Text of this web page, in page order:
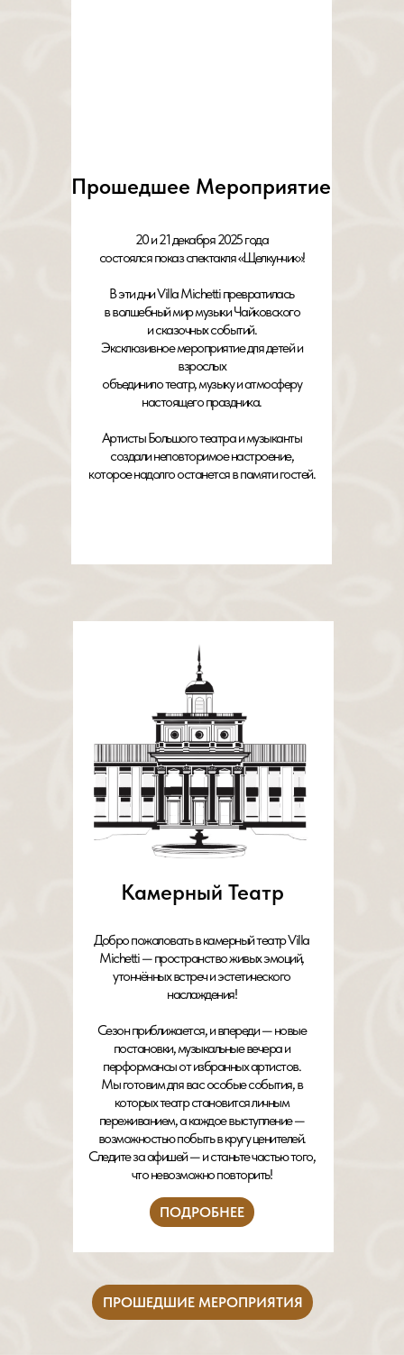
Добро пожаловать в камерный театр Villa
Michetti — пространство живых эмоций,
утончённых встреч и эстетического
наслаждения!
Сезон приближается, и впереди — новые
постановки, музыкальные вечера и
перформансы от избранных артистов.
Мы готовим для вас особые события, в
которых театр становится личным
переживанием, а каждое выступление —
возможностью побыть в кругу ценителей.
Следите за афишей — и станьте частью того,
что невозможно повторить!
20 и 21 декабря 2025 года
состоялся показ спектакля «Щелкунчик»!
В эти дни Villa Michetti превратилась
в волшебный мир музыки Чайковского
и сказочных событий.
Эксклюзивное мероприятие для детей и
взрослых
объединило театр, музыку и атмосферу
настоящего праздника.
Артисты Большого театра и музыканты
создали неповторимое настроение,
которое надолго останется в памяти гостей.
ПРОШЕДШИЕ МЕРОПРИЯТИЯ
Камерный Театр
ПОДРОБНЕЕ
Прошедшее Мероприятие